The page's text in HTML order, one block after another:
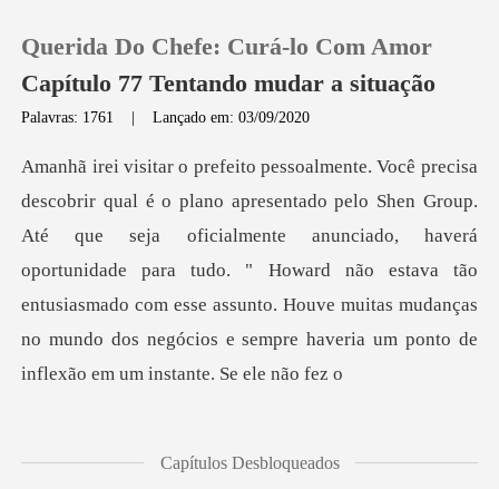
0
Querida Do Chefe: Curá-lo Com Amor
Capítulo 77 Tentando mudar a situação
Palavras: 1761 |Lançado em: 03/09/2020
que seja oficialmente anunciado, haverá
oportunidade para tudo. " Howard não estava tão
entusiasmado com esse assunt
Capítulos Desbloqueados